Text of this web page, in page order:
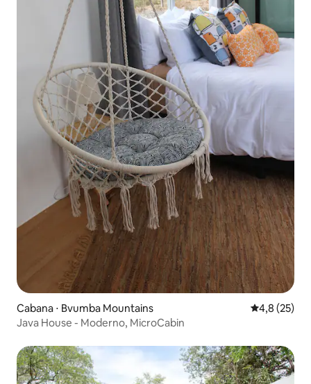
Cabana ⋅ Bvumba Mountains 4,8 de uma
4,8 (25)
Java House - Moderno, MicroCabin